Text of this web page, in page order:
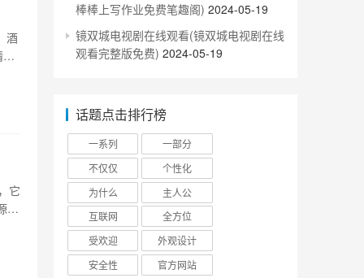
酒
它
棒棒上写作业免费笔趣阁) 2024-05-19
镜双城电视剧在线观看(镜双城电视剧在线
观看完整版免费) 2024-05-19
话题点击排行榜
一系列
一部分
不仅仅
个性化
为什么
主人公
互联网
全方位
受欢迎
外观设计
安全性
官方网站